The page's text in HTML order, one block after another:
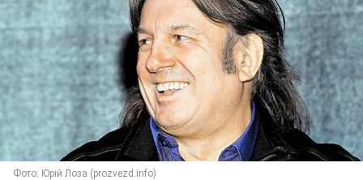
Фото: Юрій Лоза (prozvezd.info)